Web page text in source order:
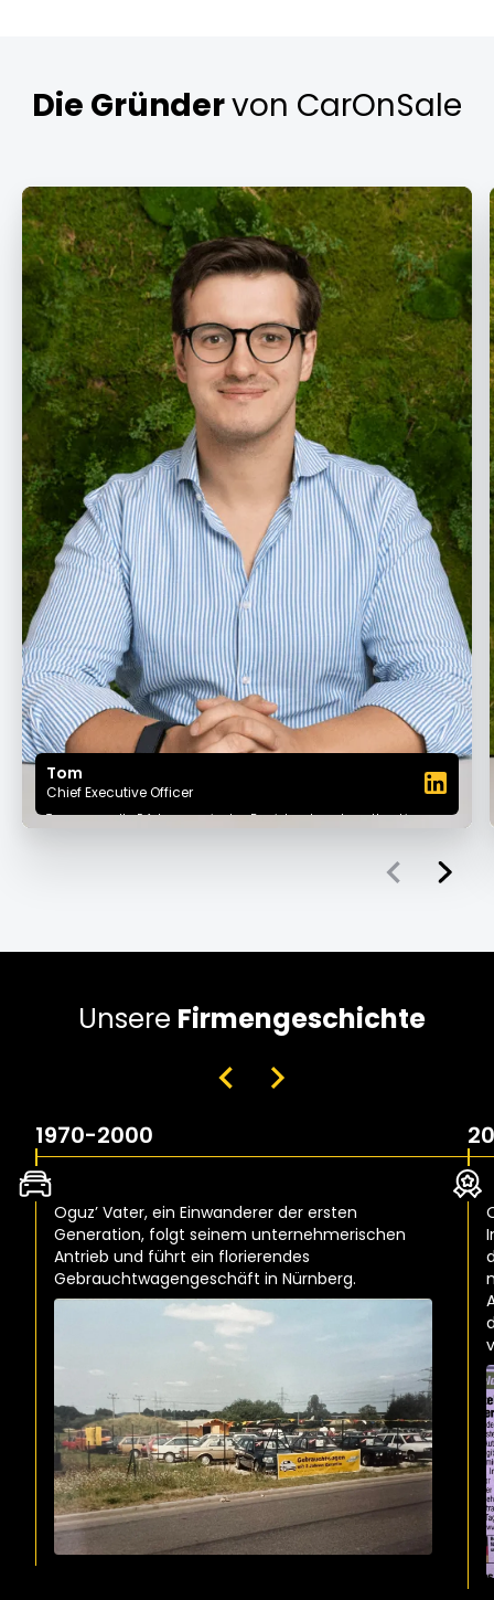
Die Gründervon CarOnSale
Tom
Chief Executive Officer
Tom sammelte Erfahrungen in den Bereichen Investmentbanking,
gemeinsamen Freund kennenlernte, und seinem alten Freund Fabian
COS gründete. Als CEO sind Toms Denkweise als Investor und sein
Unsere Firmengeschichte
1970-2000
Oguz’ Vater, ein Einwanderer der ersten
Generation, folgt seinem unternehmerischen
Antrieb und führt ein florierendes
Gebrauchtwagengeschäft in Nürnberg.